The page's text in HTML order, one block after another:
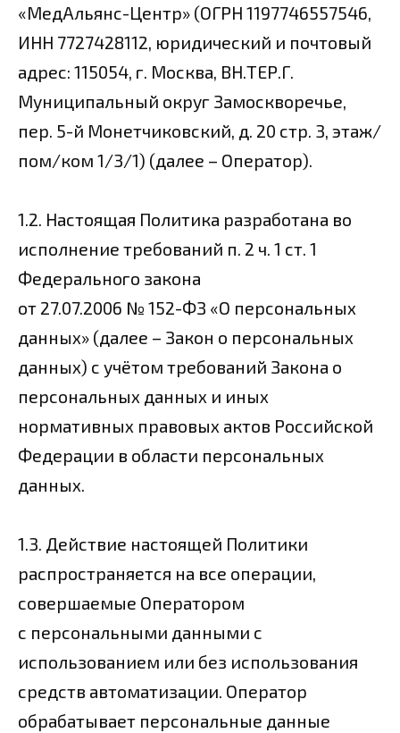
«МедАльянс-Центр» (ОГРН 1197746557546,
ИНН 7727428112, юридический и почтовый
адрес: 115054, г. Москва, ВН.ТЕР.Г.
Муниципальный округ Замоскворечье,
пер. 5-й Монетчиковский, д. 20 стр. 3, этаж/
пом/ком 1/3/1) (далее – Оператор).
1.2. Настоящая Политика разработана во
исполнение требований п. 2 ч. 1 ст. 1
Федерального закона
от 27.07.2006 № 152-ФЗ «О персональных
данных» (далее – Закон о персональных
данных) с учётом требований Закона о
персональных данных и иных
нормативных правовых актов Российской
Федерации в области персональных
данных.
1.3. Действие настоящей Политики
распространяется на все операции,
совершаемые Оператором
с персональными данными с
использованием или без использования
средств автоматизации. Оператор
обрабатывает персональные данные